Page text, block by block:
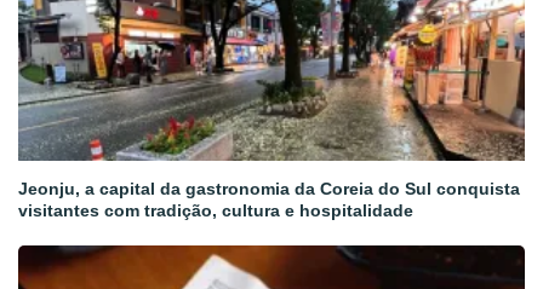
Jeonju, a capital da gastronomia da Coreia do Sul conquista
visitantes com tradição, cultura e hospitalidade